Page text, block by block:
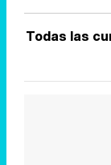
Todas las